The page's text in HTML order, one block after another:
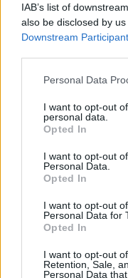
IAB’s list of
also be disclosed by
Downstream
Personal Data
I want to opt-out
personal data.
Opted In
I want to opt-out
Personal Data.
Opted In
I want to opt-out
Personal Data for
Opted In
I want to opt-out
Retention, Sale,
Personal Data
Vader99
Ich bin eher der Typ,
positives zu finden
sagen, dass ich die
doch nun bin ich
DSO kläglich
Entwicklung, hat man
Administratoren gibt
wäre die Sache
das alles lesen zu
versuchen, den
wurde. Ich kann es